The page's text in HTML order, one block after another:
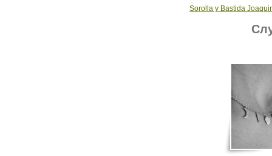
Sorolla y Bastida